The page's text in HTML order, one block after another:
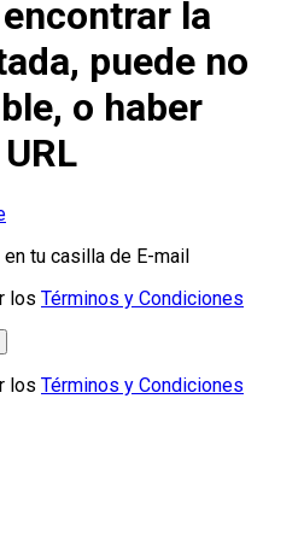
la
puede no
o haber
tu casilla de E-mail
los Términos y Condiciones
los Términos y Condiciones